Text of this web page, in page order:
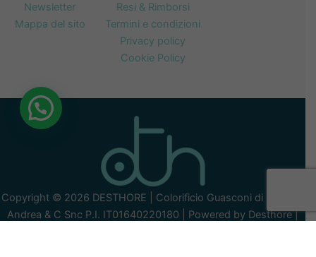
Newsletter
Mappa del sito
Resi & Rimborsi
Termini e condizioni
Privacy policy
Cookie Policy
Copyright © 2026 DESTHORE | Colorificio Guasconi di Besostri
Andrea & C Snc P.I. IT01640220180 | Powered by Desthore |